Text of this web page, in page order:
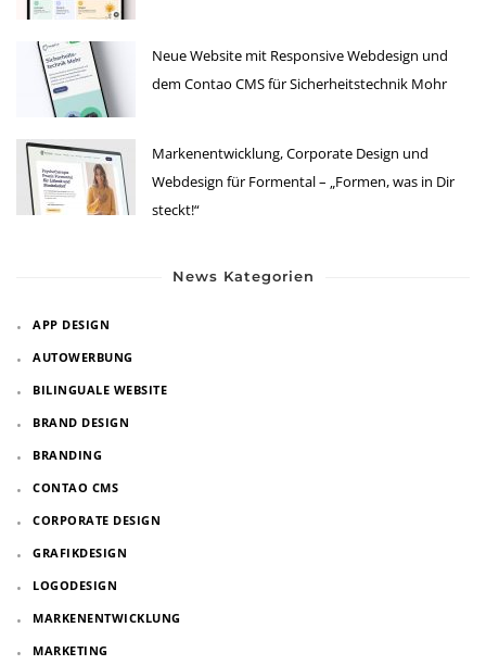
Neue Website mit Responsive Webdesign und
dem Contao CMS für Sicherheitstechnik Mohr
Markenentwicklung, Corporate Design und
Webdesign für Formental – „Formen, was in Dir
steckt!“
News Kategorien
APP DESIGN
AUTOWERBUNG
BILINGUALE WEBSITE
BRAND DESIGN
BRANDING
CONTAO CMS
CORPORATE DESIGN
GRAFIKDESIGN
LOGODESIGN
MARKENENTWICKLUNG
MARKETING